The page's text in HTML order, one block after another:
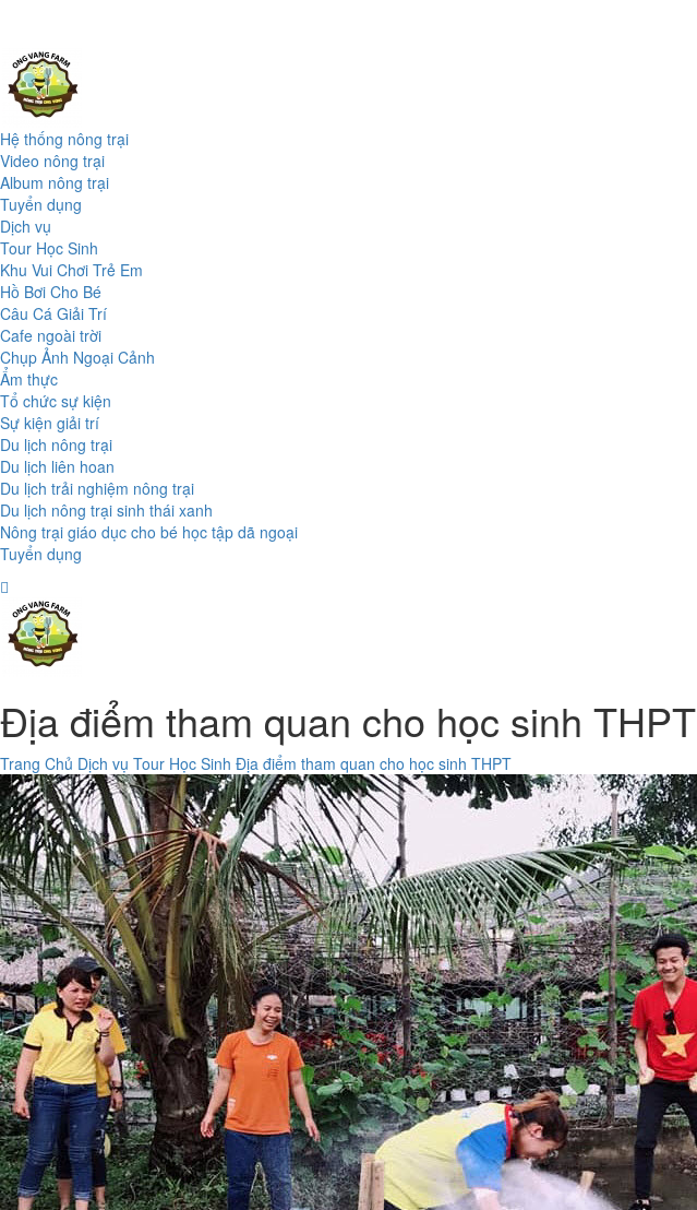
Hệ thống nông trại
Video nông trại
Album nông trại
Tuyển dụng
Dịch vụ
Tour Học Sinh
Khu Vui Chơi Trẻ Em
Hồ Bơi Cho Bé
Câu Cá Giải Trí
Cafe ngoài trời
Chụp Ảnh Ngoại Cảnh
Ẩm thực
Tổ chức sự kiện
Sự kiện giải trí
Du lịch nông trại
Du lịch liên hoan
Du lịch trải nghiệm nông trại
Du lịch nông trại sinh thái xanh
Nông trại giáo dục cho bé học tập dã ngoại
Tuyển dụng
Địa điểm tham quan cho học sinh THPT
Trang Chủ Dịch vụ Tour Học Sinh Địa điểm tham quan cho học sinh THPT